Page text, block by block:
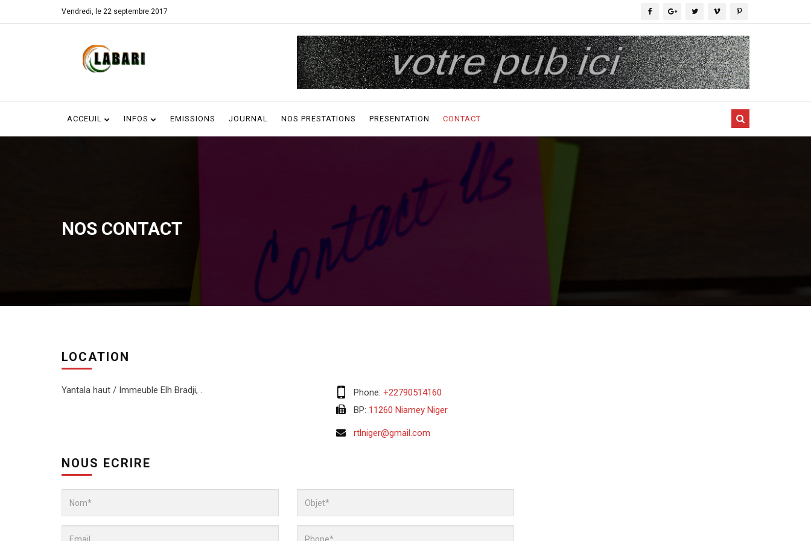
Vendredi, le 22 septembre 2017
ACCEUIL INFOS EMISSIONS JOURNAL NOS PRESTATIONS PRESENTATION CONTACT
NOS CONTACT
LOCATION
Yantala haut / Immeuble Elh Bradji, . Phone: +22790514160
BP: 11260 Niamey Niger
rtlniger@gmail.com
NOUS ECRIRE